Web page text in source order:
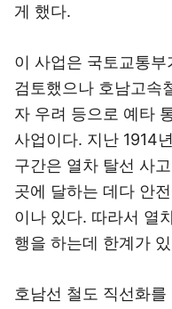
게 했다.
이 사업은 국토교통
검토했으나 호남고속
자 우려 등으로 예타
사업이다. 지난 1914
구간은 열차 탈선 사
곳에 달하는 데다 안
이나 있다. 따라서 열
행을 하는데 한계가
호남선 철도 직선화